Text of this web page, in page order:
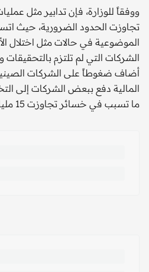
ووفقاً للوزارة، فإن تدابير مثل
تجاوزت الحدود الضرورية، حيث
الموضوعية في حالات مثل اختلال
الشركات التي لم تلتزم
أضاف ضغوطاً على الشركات
المالية دفع ببعض الشركات إلى
ما تسبب في خسائر تجاوزت 15 مليار يوان (2.05 مليار دولار).